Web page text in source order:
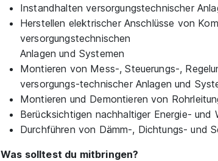
Instandhalten versorgungstechnischer
Herstellen elektrischer Anschlüsse von
versorgungstechnischen
Anlagen und Systemen
Montieren von Mess-, Steuerungs-,
versorgungs-technischer Anlagen und
Montieren und Demontieren von
Berücksichtigen nachhaltiger Energie- und
Durchführen von Dämm-, Dichtungs- und
Was solltest du mitbringen?